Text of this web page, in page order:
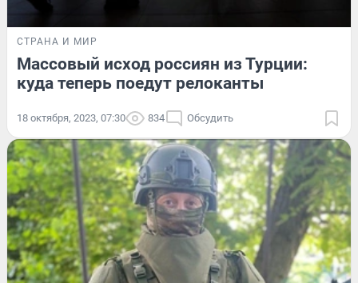
СТРАНА И МИР
Массовый исход россиян из Турции:
куда теперь поедут релоканты
18 октября, 2023, 07:30 834 Обсудить